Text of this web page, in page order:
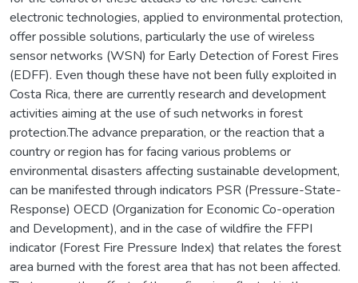
electronic technologies, applied to environmental protection,
offer possible solutions, particularly the use of wireless
sensor networks (WSN) for Early Detection of Forest Fires
(EDFF). Even though these have not been fully exploited in
Costa Rica, there are currently research and development
activities aiming at the use of such networks in forest
protection.The advance preparation, or the reaction that a
country or region has for facing various problems or
environmental disasters affecting sustainable development,
can be manifested through indicators PSR (Pressure-State-
Response) OECD (Organization for Economic Co-operation
and Development), and in the case of wildfire the FFPI
indicator (Forest Fire Pressure Index) that relates the forest
area burned with the forest area that has not been affected.